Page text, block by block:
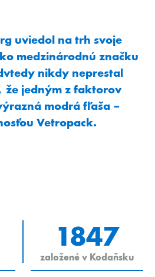
uviedol na trh svoje
medzinárodnú značku
nikdy neprestal
že jedným z faktorov
modrá fľaša –
Vetropack.
1847
založené v Kodaňsku